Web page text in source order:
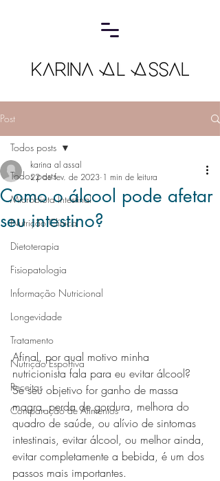
Post
Todos posts
Microbiota Intestinal
Nutrição Clínica
Dietoterapia
Fisiopatologia
Informação Nutricional
Longevidade
Tratamento
Nutrição Esportiva
Receitas
Comparação de Alimentos
Todos posts
Como o álcool pode afetar
seu intestino?
karina al assal
22 de fev. de 2023 1 min de leitura
Afinal, por qual motivo minha
nutricionista fala para eu evitar álcool?
Se seu objetivo for ganho de massa
magra, perda de gordura, melhora do
quadro de saúde, ou alívio de sintomas
intestinais, evitar álcool, ou melhor ainda,
evitar completamente a bebida, é um dos
passos mais importantes.